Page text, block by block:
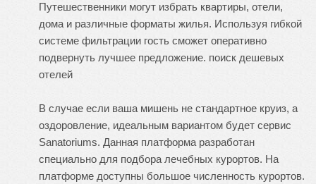
Путешественники могут избрать квартиры, отели,
дома и различные форматы жилья. Используя гибкой
системе фильтрации гость сможет оперативно
подвернуть лучшее предложение. поиск дешевых
отелей
В случае если ваша мишень не стандартное круиз, а
оздоровление, идеальным вариантом будет сервис
Sanatoriums. Данная платформа разработан
специально для подбора лечебных курортов. На
платформе доступны большое численность курортов.